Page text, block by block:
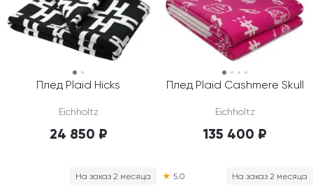
Плед Plaid Hicks
Eichholtz
24 850 ₽
Плед Plaid Cashmere Skull
Eichholtz
135 400 ₽
На заказ 2 месяца На заказ 2 месяца
★ 5.0